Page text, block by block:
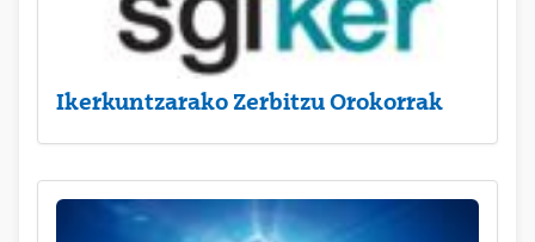
Ikerkuntzarako Zerbitzu Orokorrak